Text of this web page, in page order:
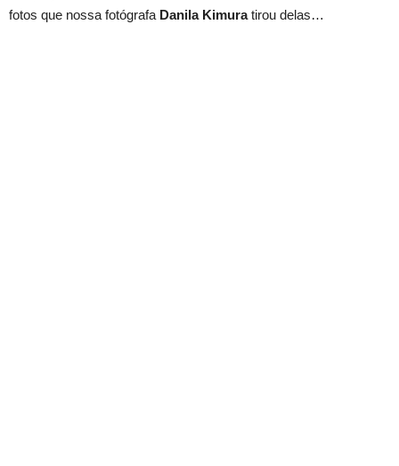
fotos que nossa fotógrafa Danila Kimuratirou delas…